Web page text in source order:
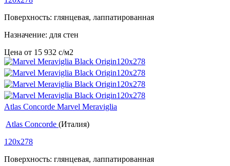
Поверхность: глянцевая, лаппатированная
Назначение: для стен
Цена от 15 932 c/м2
Atlas Concorde Marvel Meraviglia
Atlas Concorde (Италия)
120x278
Поверхность: глянцевая, лаппатированная